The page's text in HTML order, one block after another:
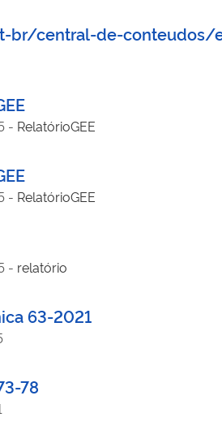
central-de-conteudos/
- RelatórioGEE
- RelatórioGEE
- relatório
63-2021
78